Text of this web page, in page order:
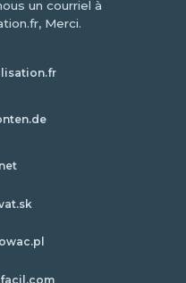
un courriel à
Merci.